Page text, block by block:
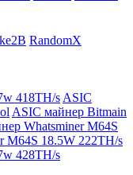
RandomX
418TH/s ASIC
ASIC майнер Bitmain
Whatsminer M64S
M64S 18.5W 222TH/s
428TH/s